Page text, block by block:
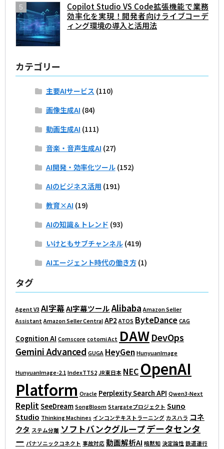
Copilot Studio VS Code拡張機能で業務
効率化を実現！開発者向けライブコーデ
ィング環境の導入と活用法
カテゴリー
主要AIサービス (110)
画像生成AI (84)
動画生成AI (111)
音楽・音声生成AI (27)
AI開発・効率化ツール(152)
AIのビジネス活用 (191)
教育×AI (19)
AIの知識＆トレンド (93)
いけともサブチャンネル(419)
AIエージェント時代の働き方(1)
タグ
Agent V3 AI字幕AI字幕ツールAlibaba Amazon Seller
Assistant Amazon Seller Central AP2 ATOS ByteDance CAG
Cognition AI Comscore cotomi Act DAWDevOps
Gemini Advanced GUGA HeyGen HunyuanImage
HunyuanImage-2.1 IndexTTS2 JR東日本 NEC OpenAI
Platform Oracle Perplexity Search API Qwen3-Next
ReplitSeeDream SongBloom Stargateプロジェクト Suno
Studio Thinking Machines インコンテキストラーニング カスハラ コネ
クタ ステム分離 ソフトバンクグループデータセンタ
ー パナソニックコネクト 事故対応 動画解析AI 暗黙知 決定論性 鉄道運行